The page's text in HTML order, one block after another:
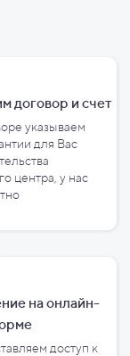
договор и счет
указываем
для Вас
центра, у нас
на онлайн-
доступ к